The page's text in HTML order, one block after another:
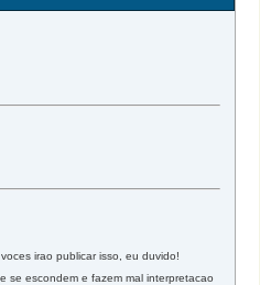
irao publicar isso, eu duvido!
se escondem e fazem mal interpretacao